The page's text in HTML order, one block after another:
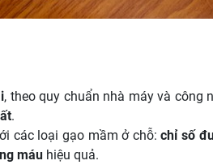
, theo quy chuẩn nhà máy và công
.
các loại gạo mầm ở chỗ:chỉ số
máu hiệu quả.